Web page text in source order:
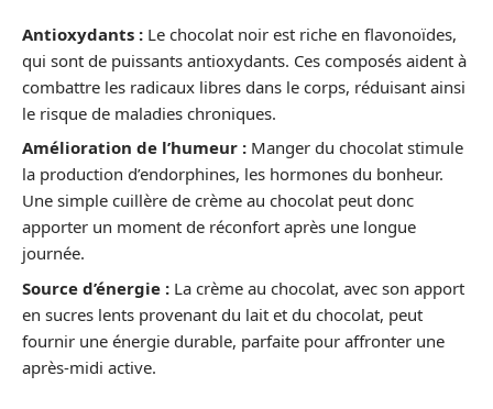
Antioxydants : Le chocolat noir est riche en flavonoïdes,
qui sont de puissants antioxydants. Ces composés aident à
combattre les radicaux libres dans le corps, réduisant ainsi
le risque de maladies chroniques.
Amélioration de l’humeur : Manger du chocolat stimule
la production d’endorphines, les hormones du bonheur.
Une simple cuillère de crème au chocolat peut donc
apporter un moment de réconfort après une longue
journée.
Source d’énergie : La crème au chocolat, avec son apport
en sucres lents provenant du lait et du chocolat, peut
fournir une énergie durable, parfaite pour affronter une
après-midi active.